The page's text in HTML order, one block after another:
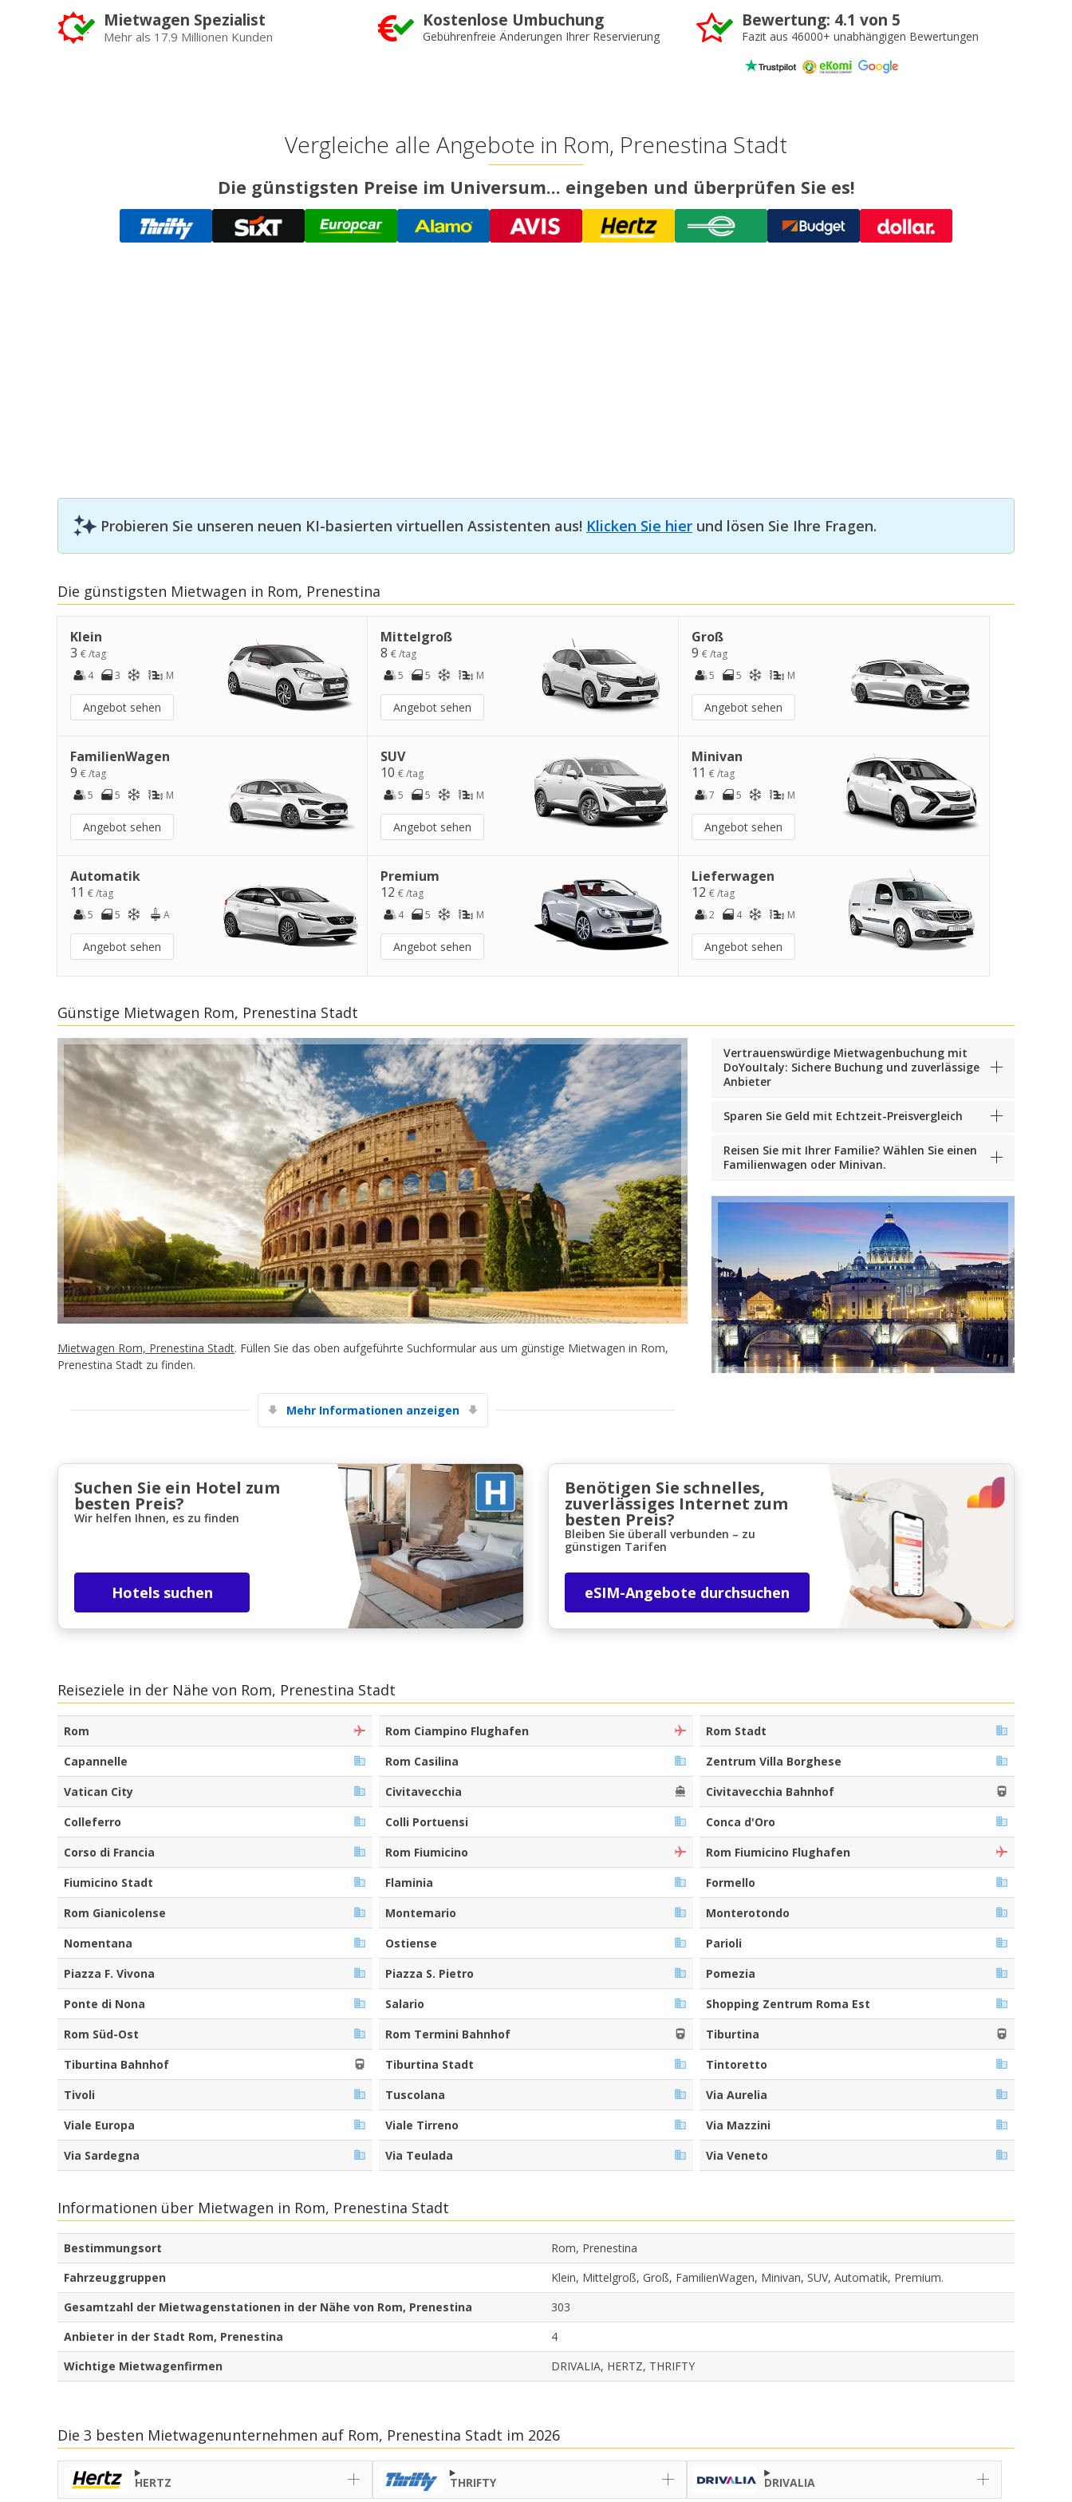
Top-Ersparnisses
Erhalten Sie Zugang zu exklusiven
Partnerangeboten
Mietwagen Spezialist
Mehr als 17.9 Millionen Kunden
Kostenlose Umbuchung
Gebührenfreie Änderungen Ihrer Reservierung
Bewertung: 4.1 von 5
Fazit aus 46000+ unabhängigen Bewertungen
Vergleiche alle Angebote in Rom, Prenestina Stadt
Die günstigsten Preise im Universum... eingeben und überprüfen Sie es!
Probieren Sie unseren neuen KI-basierten virtuellen Assistenten aus! Klicken Sie hier und lösen Sie Ihre Fragen.
Die günstigsten Mietwagen in Rom, Prenestina
Klein
3 € /tag
4
3 M
Angebot sehen
Mittelgroß
8€ /tag
5
5 M
Angebot sehen
Groß
9 € /tag
5
5 M
Angebot sehen
FamilienWagen
9 € /tag
5
5 M
Angebot sehen
SUV
10€ /tag
5
5 M
Angebot sehen
Minivan
11 € /tag
7
5 M
Angebot sehen
Automatik
11 € /tag
5
5 A
Angebot sehen
Premium
12€ /tag
4
5 M
Angebot sehen
Lieferwagen
12 € /tag
2
4 M
Angebot sehen
Günstige Mietwagen Rom, Prenestina Stadt
Mietwagen Rom, Prenestina Stadt. Füllen Sie das oben aufgeführte Suchformular aus um günstige Mietwagen in Rom,
Prenestina Stadt zu finden.
Mehr Informationen anzeigen
Vertrauenswürdige Mietwagenbuchung mit
DoYouItaly: Sichere Buchung und zuverlässige
Anbieter
Sparen Sie Geld mit Echtzeit-Preisvergleich
Reisen Sie mit Ihrer Familie? Wählen Sie einen
Familienwagen oder Minivan.
Suchen Sie ein Hotel zum
besten Preis?
Wir helfen Ihnen, es zu finden
Hotels suchen
Benötigen Sie schnelles,
zuverlässiges Internet zum
besten Preis?
Bleiben Sie überall verbunden – zu
günstigen Tarifen
eSIM-Angebote durchsuchen
Reiseziele in der Nähe von Rom, Prenestina Stadt
Rom Rom Ciampino Flughafen
Rom Stadt
Capannelle
Rom Casilina
Zentrum Villa Borghese
Vatican City
Civitavecchia
Civitavecchia Bahnhof
Colleferro
Colli Portuensi
Conca d'Oro
Corso di Francia
Rom Fiumicino
Rom Fiumicino Flughafen
Fiumicino Stadt
Flaminia
Formello
Rom Gianicolense
Montemario
Monterotondo
Nomentana
Ostiense
Parioli
Piazza F. Vivona
Piazza S. Pietro
Pomezia
Ponte di Nona
Salario
Shopping Zentrum Roma Est
Rom Süd-Ost
Rom Termini Bahnhof
Tiburtina
Tiburtina Bahnhof
Tiburtina Stadt
Tintoretto
Tivoli
Tuscolana
Via Aurelia
Viale Europa
Viale Tirreno
Via Mazzini
Via Sardegna
Via Teulada Via Veneto
Informationen über Mietwagen in Rom, Prenestina Stadt
Bestimmungsort
Rom, Prenestina
Fahrzeuggruppen
Klein, Mittelgroß, Groß, FamilienWagen, Minivan, SUV, Automatik, Premium.
Gesamtzahl der Mietwagenstationen in der Nähe von Rom, Prenestina
303
Anbieter in der Stadt Rom, Prenestina
4
Wichtige Mietwagenfirmen
DRIVALIA, HERTZ, THRIFTY
Die 3 besten Mietwagenunternehmen auf Rom, Prenestina Stadt im 2026
HERTZ THRIFTY DRIVALIA